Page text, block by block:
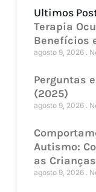
Ultimos
Terapia
Benefícios
agosto 9, 2026
Perguntas
(2025)
agosto 9, 2026
Autismo:
as Crianças
agosto 9, 2026